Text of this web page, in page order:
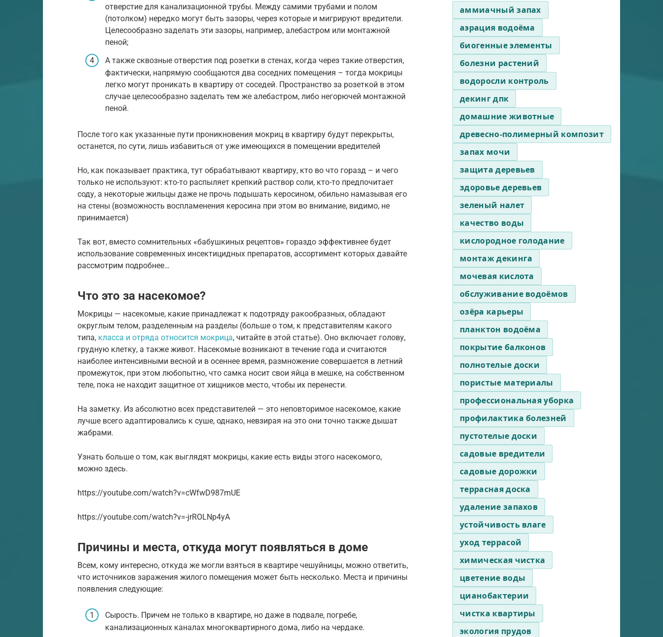
отверстие для канализационной трубы. Между самими трубами и полом
(потолком) нередко могут быть зазоры, через которые и мигрируют вредители.
Целесообразно заделать эти зазоры, например, алебастром или монтажной
пеной;
А также сквозные отверстия под розетки в стенах, когда через такие отверстия,
фактически, напрямую сообщаются два соседних помещения – тогда мокрицы
легко могут проникать в квартиру от соседей. Пространство за розеткой в этом
случае целесообразно заделать тем же алебастром, либо негорючей монтажной
пеной.
После того как указанные пути проникновения мокриц в квартиру будут перекрыты,
останется, по сути, лишь избавиться от уже имеющихся в помещении вредителей
Но, как показывает практика, тут обрабатывают квартиру, кто во что горазд – и чего
только не используют: кто-то распыляет крепкий раствор соли, кто-то предпочитает
соду, а некоторые жильцы даже не прочь подышать керосином, обильно намазывая его
на стены (возможность воспламенения керосина при этом во внимание, видимо, не
принимается)
Так вот, вместо сомнительных «бабушкиных рецептов» гораздо эффективнее будет
использование современных инсектицидных препаратов, ассортимент которых давайте
рассмотрим подробнее…
Что это за насекомое?
Мокрицы — насекомые, какие принадлежат к подотряду ракообразных, обладают
округлым телом, разделенным на разделы (больше о том, к представителям какого
типа, класса и отряда относится мокрица, читайте в этой статье). Оно включает голову,
грудную клетку, а также живот. Насекомые возникают в течение года и считаются
наиболее интенсивными весной и в осеннее время, размножение совершается в летний
промежуток, при этом любопытно, что самка носит свои яйца в мешке, на собственном
теле, пока не находит защитное от хищников место, чтобы их перенести.
На заметку. Из абсолютно всех представителей — это неповторимое насекомое, какие
лучше всего адаптировались к суше, однако, невзирая на это они точно также дышат
жабрами.
Узнать больше о том, как выглядят мокрицы, какие есть виды этого насекомого,
можно здесь.
https://youtube.com/watch?v=cWfwD987mUE
https://youtube.com/watch?v=-jrROLNp4yA
Причины и места, откуда могут появляться в доме
Всем, кому интересно, откуда же могли взяться в квартире чешуйницы, можно ответить,
что источников заражения жилого помещения может быть несколько. Места и причины
появления следующие:
Сырость. Причем не только в квартире, но даже в подвале, погребе,
канализационных каналах многоквартирного дома, либо на чердаке.
аммиачный запах
аэрация водоёма
биогенные элементы
болезни растений
водоросли контроль
декинг дпк
домашние животные
древесно-полимерный композит
запах мочи
защита деревьев
здоровье деревьев
зеленый налет
качество воды
кислородное голодание
монтаж декинга
мочевая кислота
обслуживание водоёмов
озёра карьеры
планктон водоёма
покрытие балконов
полнотелые доски
пористые материалы
профессиональная уборка
профилактика болезней
пустотелые доски
садовые вредители
садовые дорожки
террасная доска
удаление запахов
устойчивость влаге
уход террасой
химическая чистка
цветение воды
цианобактерии
чистка квартиры
экология прудов